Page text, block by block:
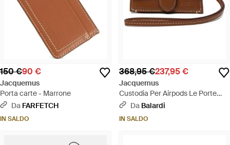
150 €90 €
Jacquemus
Porta carte - Marrone
Da FARFETCH
IN SALDO
368,95 €237,95 €
Jacquemus
Custodia Per Airpods Le Porte
Bambino - Marrone
Da Balardi
IN SALDO